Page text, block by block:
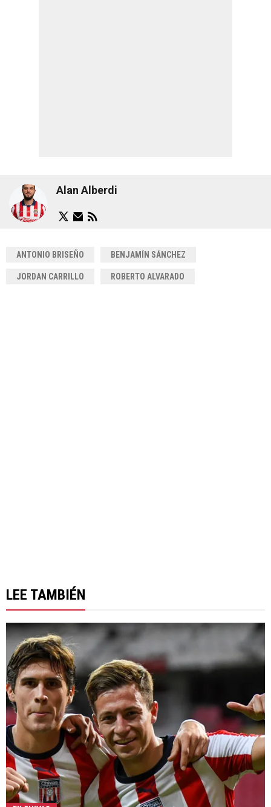
Alan Alberdi
ANTONIO BRISEÑO BENJAMÍN SÁNCHEZ
JORDAN CARRILLO ROBERTO ALVARADO
LEE TAMBIÉN